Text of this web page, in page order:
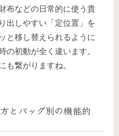
布などの日常的に使う貴
出しやすい「定位置」を
と移し替えられるように
の初動が全く違います。
も繋がりますね。
とバッグ別の機能的